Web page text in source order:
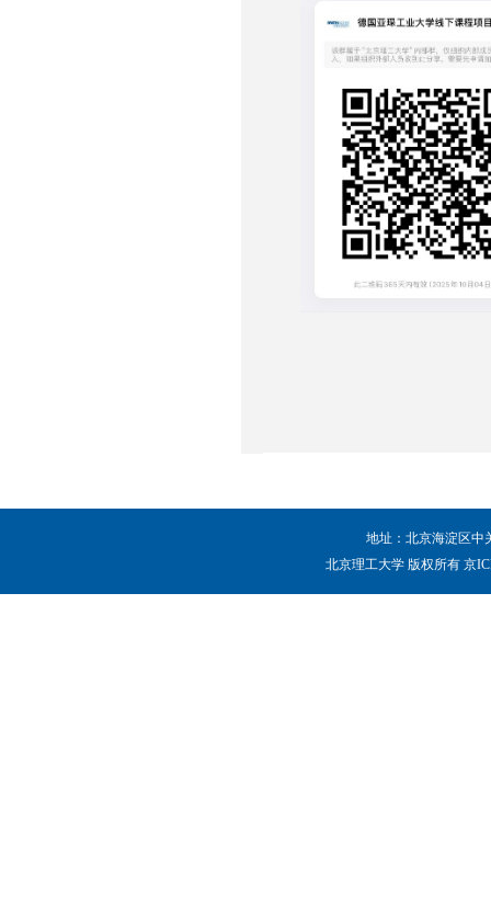
地址：北京海淀区中
北京理工大学 版权所有 京